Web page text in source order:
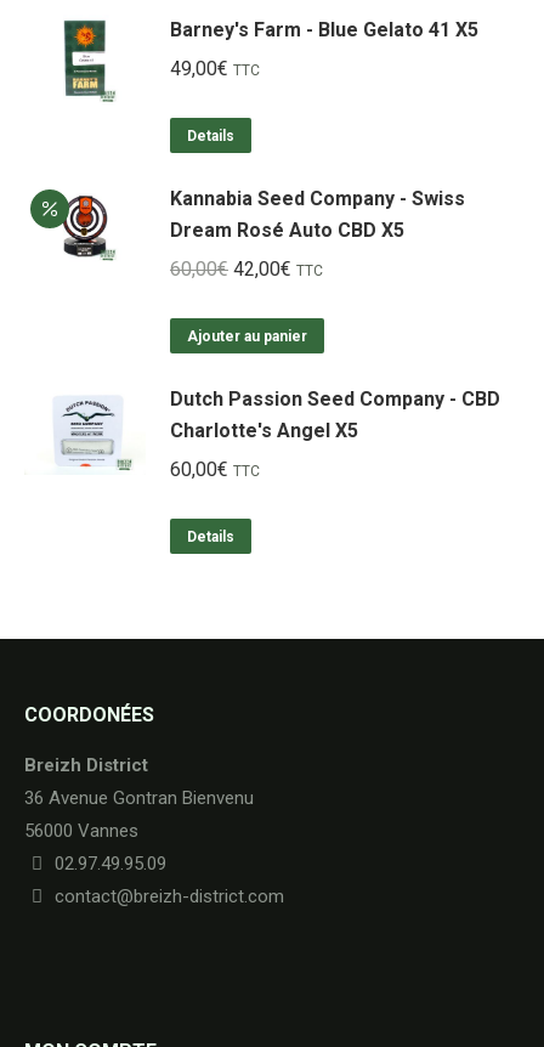
Barney's Farm - Blue Gelato 41 X5
49,00€ TTC
Details
Kannabia Seed Company - Swiss
Dream Rosé Auto CBD X5
60,00€ Le
initial
60,00€.
42,00€ Le
actuel
42,00€.
TTC
Ajouter au panier
Dutch Passion Seed Company - CBD
Charlotte's Angel X5
60,00€ TTC
Details
COORDONÉES
Breizh District
36 Avenue Gontran Bienvenu
56000 Vannes
02.97.49.95.09
contact@breizh-district.com